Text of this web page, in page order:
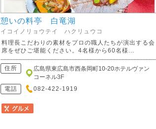
憩いの料亭 白竜湖
イコイノリョウテイ ハクリュウコ
料理長こだわりの素材をプロの職人たちが演出する会
席をぜひご堪能ください。4名様から60名様...
住所
広島県東広島市西条岡町10-20ホテルヴァン
コーネル3F
電話
082-422-1919